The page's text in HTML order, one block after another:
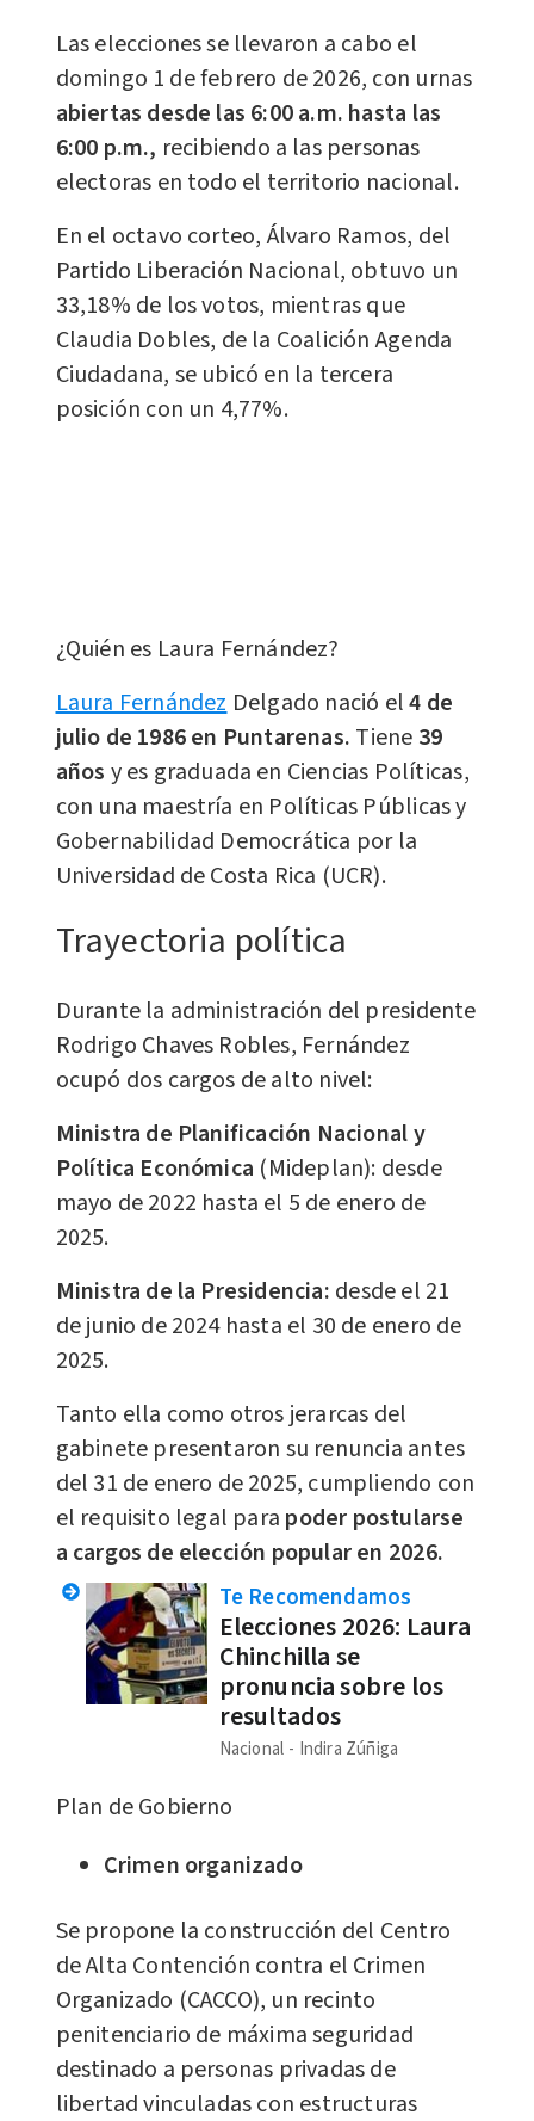
Las elecciones se llevaron a cabo el
domingo 1 de febrero de 2026, con urnas
abiertas desde las 6:00 a.m. hasta las
6:00 p.m., recibiendo a las personas
electoras en todo el territorio nacional.
En el octavo corteo, Álvaro Ramos, del
Partido Liberación Nacional, obtuvo un
33,18% de los votos, mientras que
Claudia Dobles, de la Coalición Agenda
Ciudadana, se ubicó en la tercera
posición con un 4,77%.
¿Quién es Laura Fernández?
Laura Fernández Delgado nació el4 de
julio de 1986 en Puntarenas. Tiene 39
años y es graduada en Ciencias Políticas,
con una maestría en Políticas Públicas y
Gobernabilidad Democrática por la
Universidad de Costa Rica (UCR).
Trayectoria política
Durante la administración del presidente
Rodrigo Chaves Robles, Fernández
ocupó dos cargos de alto nivel:
Ministra de Planificación Nacional y
Política Económica (Mideplan): desde
mayo de 2022 hasta el 5 de enero de
2025.
Ministra de la Presidencia: desde el 21
de junio de 2024 hasta el 30 de enero de
2025.
Tanto ella como otros jerarcas del
gabinete presentaron su renuncia antes
del 31 de enero de 2025, cumpliendo con
el requisito legal para poder postularse
a cargos de elección popular en 2026.
Te Recomendamos
Elecciones 2026: Laura
Chinchilla se
pronuncia sobre los
resultados
Nacional Indira Zúñiga
Plan de Gobierno
Crimen organizado
Se propone la construcción del Centro
de Alta Contención contra el Crimen
Organizado (CACCO), un recinto
penitenciario de máxima seguridad
destinado a personas privadas de
libertad vinculadas con estructuras